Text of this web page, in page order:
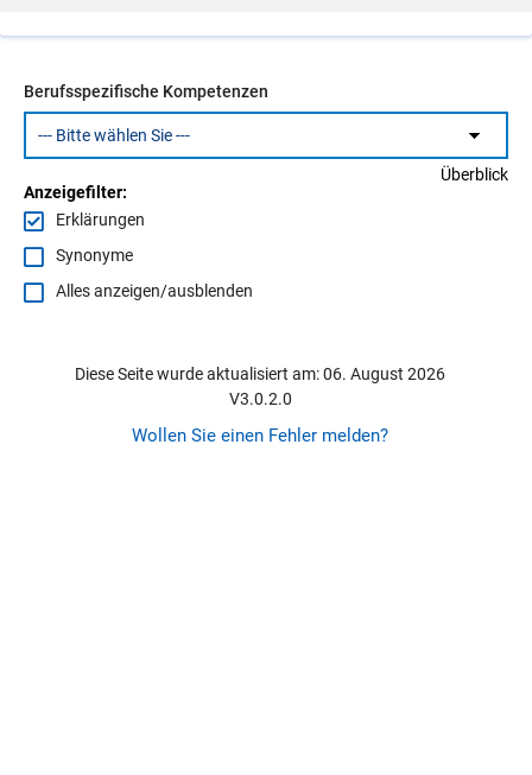
Berufsspezifische Kompetenzen
Überblick
Anzeigefilter:
Erklärungen
Synonyme
Alles anzeigen/ausblenden
Diese Seite wurde aktualisiert am: 06. August 2026
V3.0.2.0
Wollen Sie einen Fehler melden?